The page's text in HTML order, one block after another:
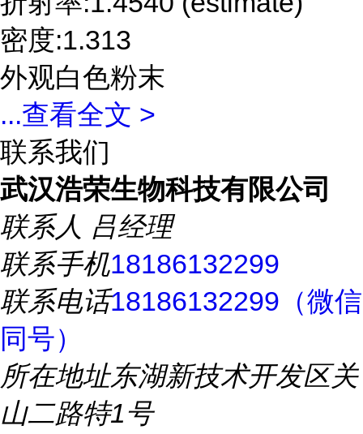
密度:1.313
外观白色粉末
...查看全文 >
联系我们
武汉浩荣生物科技有限公司
联系人 吕经理
联系手机18186132299
联系电话18186132299（微信
同号）
所在地址东湖新技术开发区关
山二路特1号